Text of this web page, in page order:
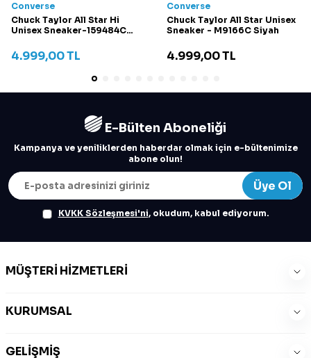
Converse
Chuck Taylor All Star Hi
Unisex Sneaker-159484C
4.999,00TL
Converse
Chuck Taylor All Star Unisex
Sneaker - M9166C Siyah
4.999,00TL
E-Bülten Aboneliği
Kampanya ve yeniliklerden haberdar olmak için e-bültenimize
abone olun!
Üye Ol
KVKK Sözleşmesi'ni, okudum, kabul ediyorum.
MÜŞTERI HIZMETLERI
KURUMSAL
GELIŞMIŞ